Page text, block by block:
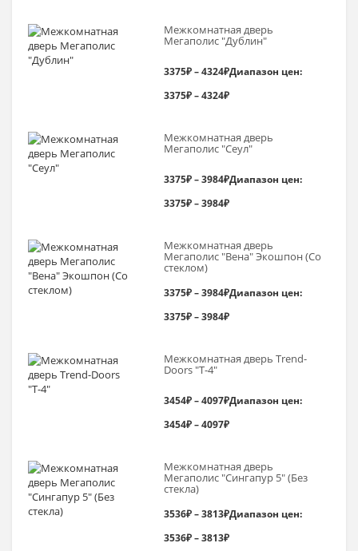
Межкомнатная дверь
Мегаполис "Дублин"
3375₽–4324₽Диапазон цен:
3375₽ – 4324₽
Межкомнатная дверь
Мегаполис "Сеул"
3375₽–3984₽Диапазон цен:
3375₽ – 3984₽
Межкомнатная дверь
Мегаполис "Вена" Экошпон (Со
стеклом)
3375₽–3984₽Диапазон цен:
3375₽ – 3984₽
Межкомнатная дверь Trend-
Doоrs "Т-4"
3454₽–4097₽Диапазон цен:
3454₽ – 4097₽
Межкомнатная дверь
Мегаполис "Сингапур 5" (Без
стекла)
3536₽–3813₽Диапазон цен:
3536₽ – 3813₽